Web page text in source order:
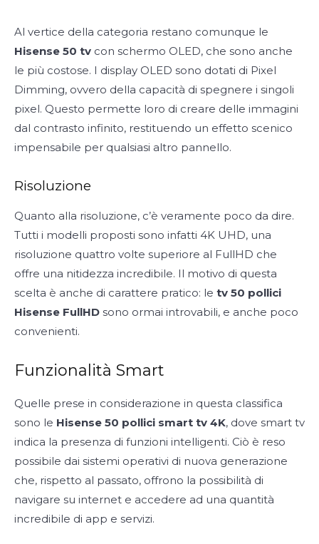
Al vertice della categoria restano comunque le
Hisense 50 tv con schermo OLED, che sono anche
le più costose. I display OLED sono dotati di Pixel
Dimming, ovvero della capacità di spegnere i singoli
pixel. Questo permette loro di creare delle immagini
dal contrasto infinito, restituendo un effetto scenico
impensabile per qualsiasi altro pannello.
Risoluzione
Quanto alla risoluzione, c’è veramente poco da dire.
Tutti i modelli proposti sono infatti 4K UHD, una
risoluzione quattro volte superiore al FullHD che
offre una nitidezza incredibile. Il motivo di questa
scelta è anche di carattere pratico: le tv 50 pollici
Hisense FullHD sono ormai introvabili, e anche poco
convenienti.
Funzionalità Smart
Quelle prese in considerazione in questa classifica
sono le Hisense 50 pollici smart tv 4K, dove smart tv
indica la presenza di funzioni intelligenti. Ciò è reso
possibile dai sistemi operativi di nuova generazione
che, rispetto al passato, offrono la possibilità di
navigare su internet e accedere ad una quantità
incredibile di app e servizi.